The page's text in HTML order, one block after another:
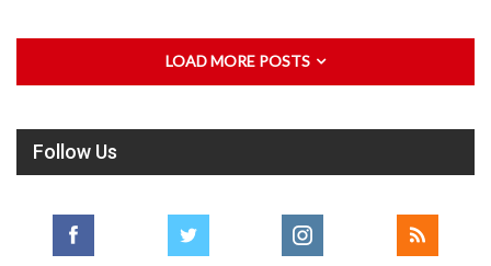
LOAD MORE POSTS
Follow Us